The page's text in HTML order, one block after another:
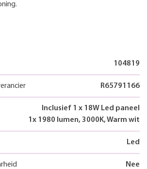
104819
R65791166
Inclusief 1 x 18W Led paneel
1x 1980 lumen, 3000K, Warm wit
Led
Nee